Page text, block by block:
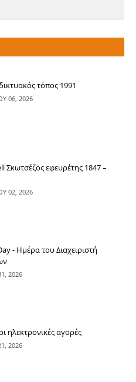
τόπος 1991
06, 2026
Σκωτσέζος εφευρέτης 1847 –
02, 2026
- Ημέρα του Διαχειριστή
2026
ηλεκτρονικές αγορές
2026